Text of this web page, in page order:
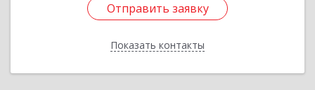
Отправить заявку
Показать контакты
Отправить заявку
Назад